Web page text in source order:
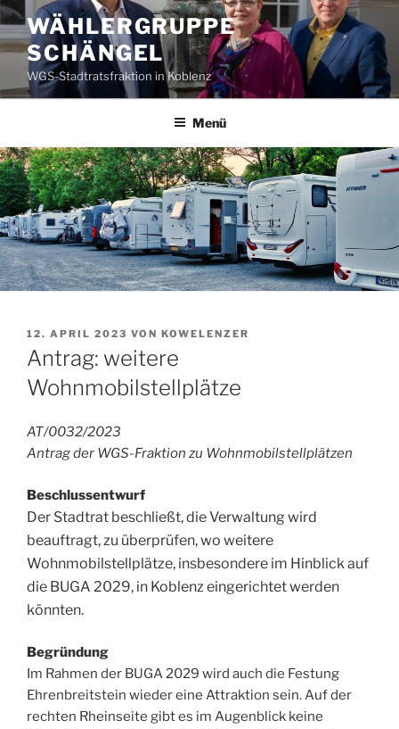
Zum
Inhalt
springen
WÄHLERGRUPPE
SCHÄNGEL
WGS-Stadtratsfraktion in Koblenz
Menü
VERÖFFENTLICHT
AM
12. APRIL 2023 VON KOWELENZER
Antrag: weitere
Wohnmobilstellplätze
AT/0032/2023
Antrag der WGS-Fraktion zu Wohnmobilstellplätzen
Beschlussentwurf
Der Stadtrat beschließt, die Verwaltung wird
beauftragt, zu überprüfen, wo weitere
Wohnmobilstellplätze, insbesondere im Hinblick auf
die BUGA 2029, in Koblenz eingerichtet werden
könnten.
Begründung
Im Rahmen der BUGA 2029 wird auch die Festung
Ehrenbreitstein wieder eine Attraktion sein. Auf der
rechten Rheinseite gibt es im Augenblick keine